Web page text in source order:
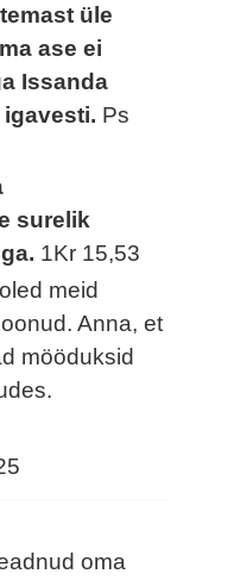
üle
ase ei
Issanda
Ps
surelik
1Kr 15,53
meid
Anna, et
mööduksid
oma